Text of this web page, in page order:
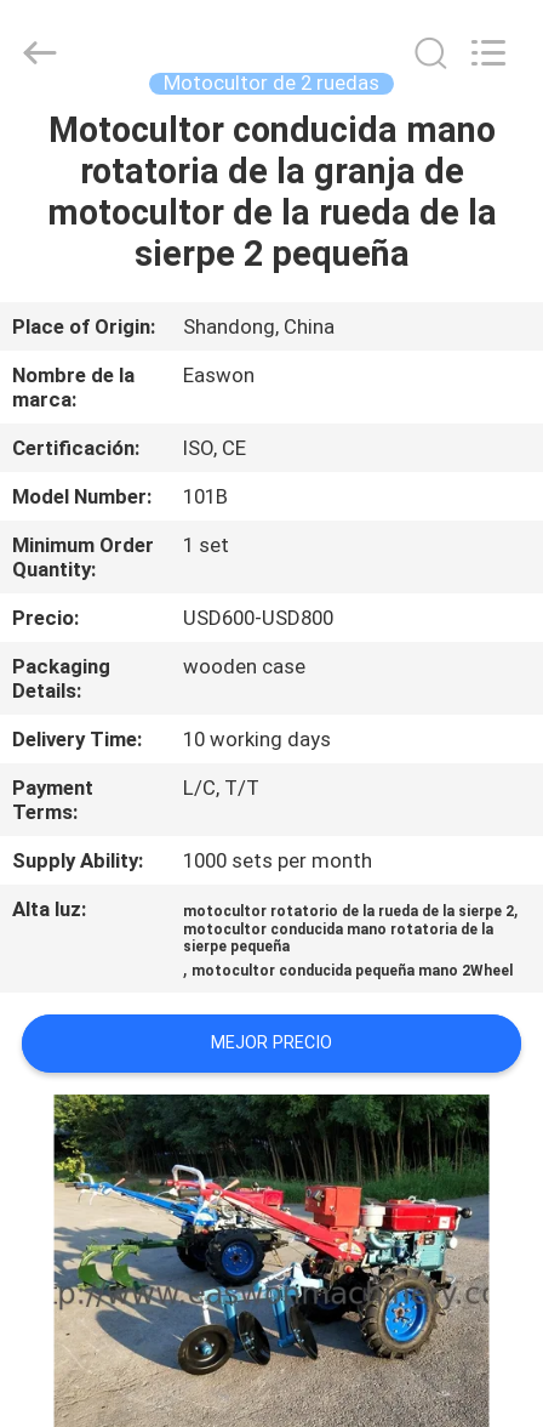
HOGAR
PRODUCTOS
NOSOTROS
VIAJE
DE
LA
FÁBRICA
CONTROL
CALIDAD
ÉNTRENOS
EN
CONTACTO
PIDA
UNA
CITA
MAPA
DEL
SITIO
PRIVACY
POLICY
Ruixiang
Motocultor de 2 ruedas
Motocultor conducida mano
rotatoria de la granja de
motocultor de la rueda de la
sierpe 2 pequeña
Place of Origin:
Shandong, China
Nombre de la
marca:
Easwon
Certificación:
ISO, CE
Model Number:
101B
Minimum Order
Quantity:
1 set
Precio:
USD600-USD800
Packaging
Details:
wooden case
Delivery Time:
10 working days
Payment
Terms:
L/C, T/T
Supply Ability:
1000 sets per month
Alta luz:
motocultor rotatorio de la rueda de la sierpe 2,
motocultor conducida mano rotatoria de la
sierpe pequeña
, motocultor conducida pequeña mano 2Wheel
MEJOR PRECIO